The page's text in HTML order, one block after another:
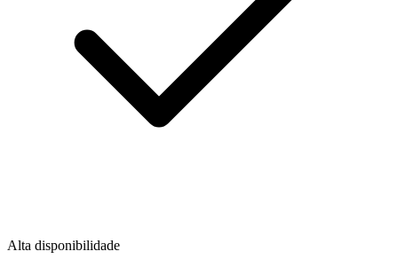
Alta disponibilidade